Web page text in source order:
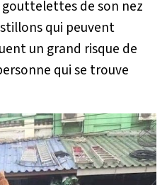
de son nez
qui peuvent
un grand risque de
qui se trouve